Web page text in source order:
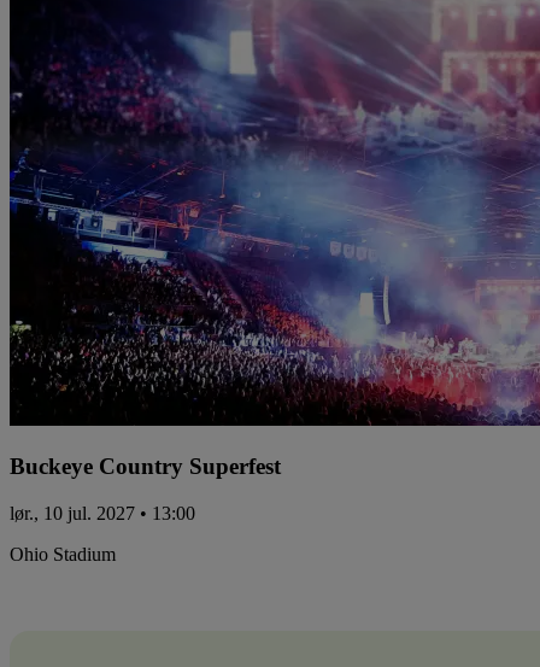
Buckeye Country Superfest
lør., 10 jul. 2027 • 13:00
Ohio Stadium